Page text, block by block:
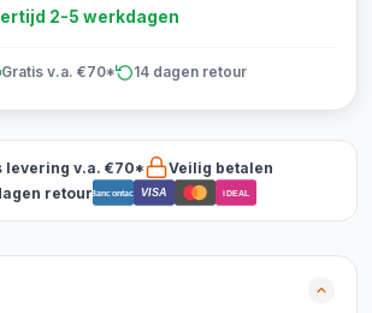
2-5 werkdagen
Gratis v.a. €70* 14 dagen retour
levering v.a. €70*
Veilig betalen
retourBancontact VISA iDEAL